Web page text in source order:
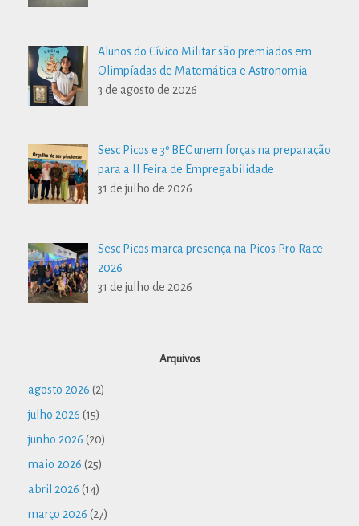
Alunos do Cívico Militar são premiados em
Olimpíadas de Matemática e Astronomia
3 de agosto de 2026
Sesc Picos e 3º BEC unem forças na preparação
para a II Feira de Empregabilidade
31 de julho de 2026
Sesc Picos marca presença na Picos Pro Race
2026
31 de julho de 2026
Arquivos
agosto 2026 (2)
julho 2026 (15)
junho 2026 (20)
maio 2026 (25)
abril 2026 (14)
março 2026 (27)